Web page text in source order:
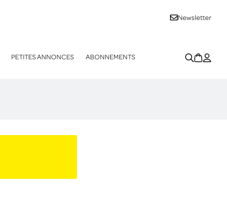
Newsletter
PETITES ANNONCES ABONNEMENTS